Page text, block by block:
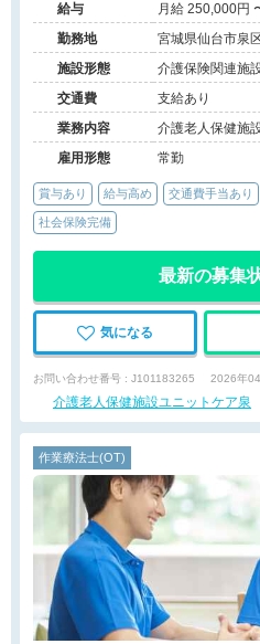
給与
勤務地
宮城県仙台市泉
施設形態
介護保険関連施
交通費
支給あり
業務内容
介護老人保健施
雇用形態
常勤
賞与あり 給与高め 交通費手当あり
社会保険完備
最新の募集
気になる
お問い合わせ番号 : J101183265 2026年
介護老人保健施設ユニットケア泉
作業療法士(OT)